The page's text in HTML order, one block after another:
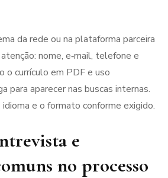
da rede ou na plataforma parceira
nome, e‑mail, telefone e
o currículo em PDF e uso
para aparecer nas buscas internas.
e o formato conforme exigido.
e
no processo